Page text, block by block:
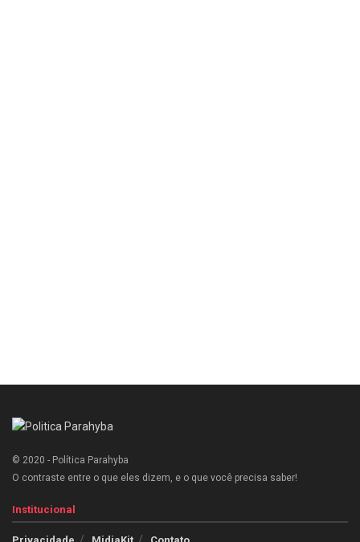
© 2020 - Política Parahyba
O contraste entre o que eles dizem, e o que você precisa saber!
Institucional